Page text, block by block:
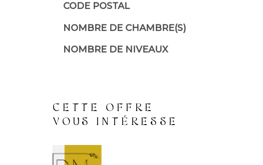
Caractérisque Valeurs
CODE POSTAL
NOMBRE DE CHAMBRE(S)
NOMBRE DE NIVEAUX
CETTE OFFRE
VOUS INTÉRESSE